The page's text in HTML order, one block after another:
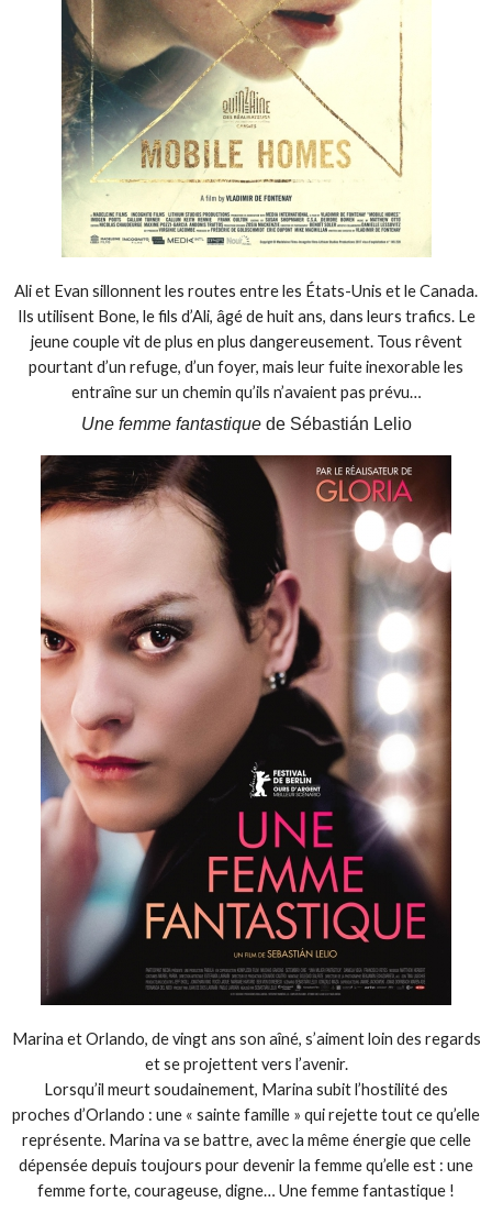
Ali et Evan sillonnent les routes entre les États-Unis et le Canada.
Ils utilisent Bone, le fils d’Ali, âgé de huit ans, dans leurs trafics. Le
jeune couple vit de plus en plus dangereusement. Tous rêvent
pourtant d’un refuge, d’un foyer, mais leur fuite inexorable les
entraîne sur un chemin qu’ils n’avaient pas prévu…
Une femme fantastique de Sébastián Lelio
Marina et Orlando, de vingt ans son aîné, s’aiment loin des regards
et se projettent vers l’avenir.
Lorsqu’il meurt soudainement, Marina subit l’hostilité des
proches ­d’Orlando : une « sainte famille » qui rejette tout ce qu’elle
représente. Marina va se battre, avec la même énergie que celle
dépensée depuis toujours pour devenir la femme qu’elle est : une
femme forte, courageuse, digne… Une femme fantastique !